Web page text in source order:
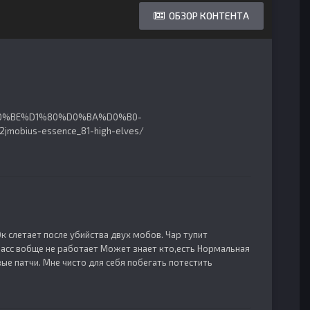
ОБЗОР КОНТЕНТА
essence_81-high-elves/
после убийства двух мобов. Чар тупит
вобще не работает Может знает кто,есть Нормальная
патчи. Мне чисто для себя побегать потестить